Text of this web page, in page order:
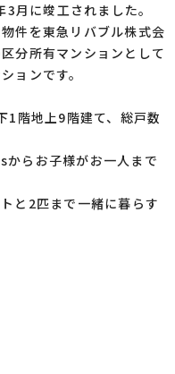
月に竣工されました。
件を東急リバブル株式会
分所有マンションとして
ョンです。
階地上9階建て、総戸数
からお子様がお一人まで
と2匹まで一緒に暮らす